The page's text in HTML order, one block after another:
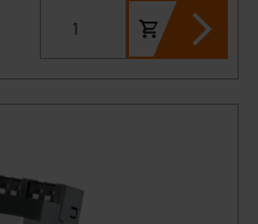
ohne dass
Dienstleistern stützt
der
einer eigenen